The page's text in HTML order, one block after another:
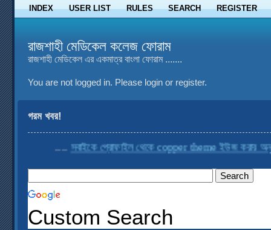
INDEX USER LIST RULES SEARCH REGISTER
রাজশাহী মেডিকেল কলেজ ফোরাম
রাজশাহী মেডিকেল এর একমাত্র বাংলা ফোরাম .......
You are not logged in. Please login or register.
গরম খবর!
....সবাইকে প্রোফাইল থেকে copper theme ইউজ করার
Custom Search